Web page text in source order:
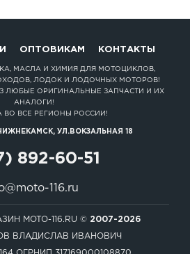
ОПТОВИКАМ КОНТАКТЫ
МАСЛА И ХИМИЯ ДЛЯ МОТОЦИКЛОВ,
ЛОДОК И ЛОДОЧНЫХ МОТОРОВ!
ЛЮБЫЕ ОРИГИНАЛЬНЫЕ ЗАПЧАСТИ И ИХ
АНАЛОГИ!
ВО ВСЕ РЕГИОНЫ РОССИИ!
УЛ.ВОКЗАЛЬНАЯ 18
892-60-51
116.ru
MOTO-116.RU © 2007-2026
ВЛАДИСЛАВ ИВАНОВИЧ